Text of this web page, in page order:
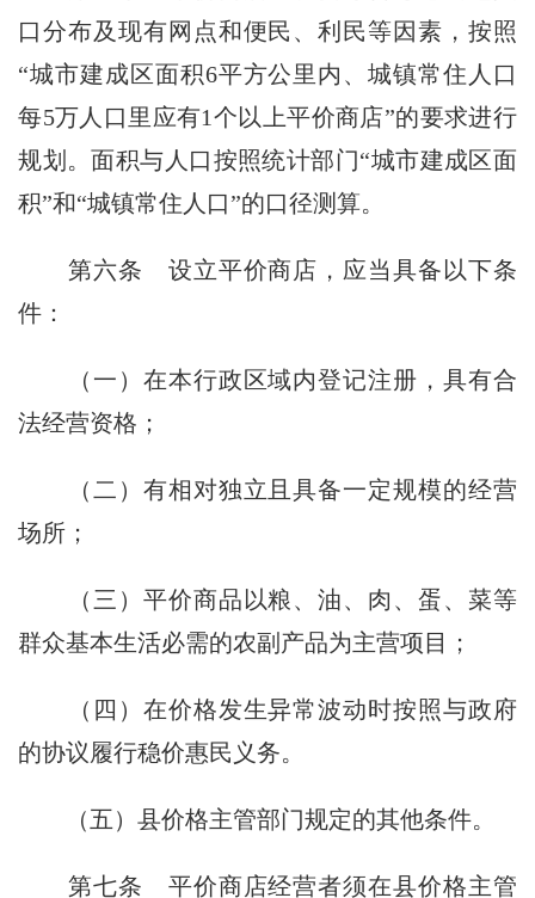
口分布及现有网点和便民、利民等因素，按照
“城市建成区面积6平方公里内、城镇常住人口
每5万人口里应有1个以上平价商店”的要求进行
规划。面积与人口按照统计部门“城市建成区面
积”和“城镇常住人口”的口径测算。
第六条 设立平价商店，应当具备以下条
件：
（一）在本行政区域内登记注册，具有合
法经营资格；
（二）有相对独立且具备一定规模的经营
场所；
（三）平价商品以粮、油、肉、蛋、菜等
群众基本生活必需的农副产品为主营项目；
（四）在价格发生异常波动时按照与政府
的协议履行稳价惠民义务。
（五）县价格主管部门规定的其他条件。
第七条 平价商店经营者须在县价格主管